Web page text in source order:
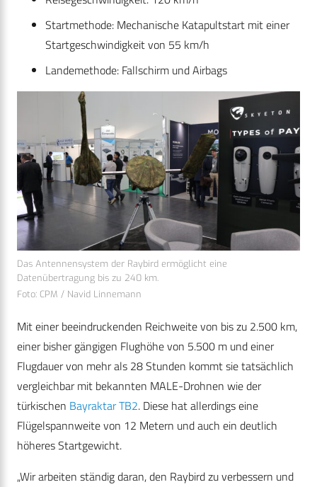
Startmethode: Mechanische Katapultstart mit einer
Startgeschwindigkeit von 55 km/h​
Landemethode: Fallschirm und Airbags
Das Antennensystem der Raybird ermöglicht eine
Datenübertragung bis zu 240 km.
Foto: CPM / Navid Linnemann
Mit einer beeindruckenden Reichweite von bis zu 2.500 km,
einer bisher gängigen Flughöhe von 5.500 m und einer
Flugdauer von mehr als 28 Stunden kommt sie tatsächlich
vergleichbar mit bekannten MALE-Drohnen wie der
türkischen Bayraktar TB2. Diese hat allerdings eine
Flügelspannweite von 12 Metern und auch ein deutlich
höheres Startgewicht.
„Wir arbeiten ständig daran, den Raybird zu verbessern und